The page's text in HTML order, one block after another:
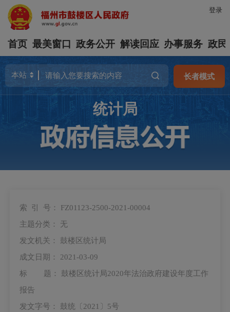
登录
首页 最美窗口 政务公开 解读回应 办事服务 政民
长者模式
统计局
索 引 号： FZ01123-2500-2021-00004
主题分类： 无
发文机关： 鼓楼区统计局
成文日期： 2021-03-09
标 题： 鼓楼区统计局2020年法治政府建设年度工作
报告
发文字号： 鼓统〔2021〕5号